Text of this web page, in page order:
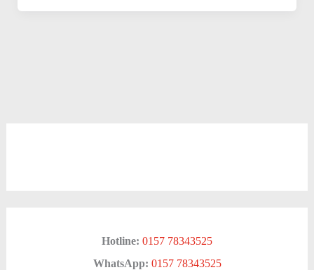
Hotline: 0157 78343525
WhatsApp: 0157 78343525